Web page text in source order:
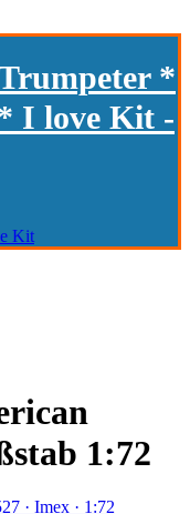
*
I love Kit -
Kit
1:72